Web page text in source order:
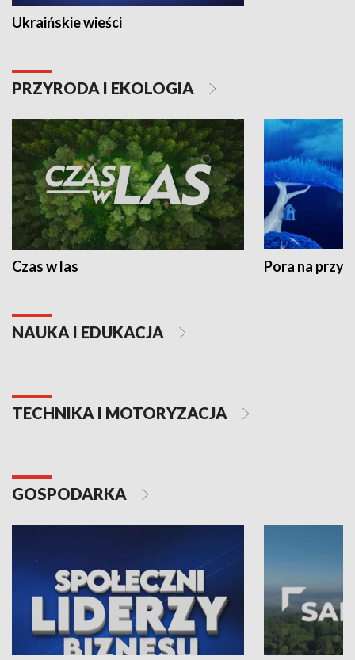
Ukraińskie wieści
PRZYRODA I EKOLOGIA
Czas w las Pora na
NAUKA I EDUKACJA
TECHNIKA I MOTORYZACJA
GOSPODARKA